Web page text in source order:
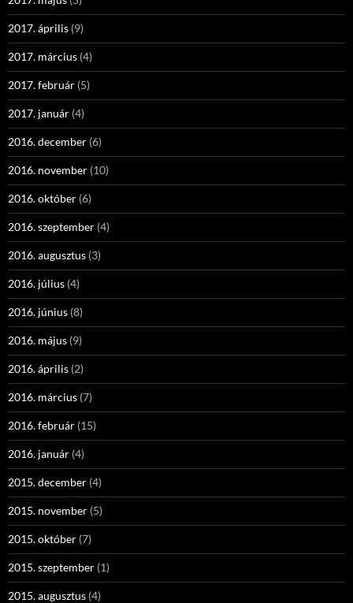
2017. április (9)
2017. március (4)
2017. február (5)
2017. január (4)
2016. december (6)
2016. november (10)
2016. október (6)
2016. szeptember (4)
2016. augusztus (3)
2016. július (4)
2016. június (8)
2016. május (9)
2016. április (2)
2016. március (7)
2016. február (15)
2016. január (4)
2015. december (4)
2015. november (5)
2015. október (7)
2015. szeptember (1)
2015. augusztus (4)